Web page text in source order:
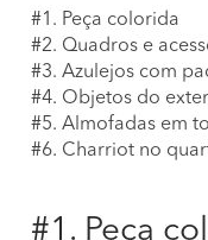
#1. Peça colorida
#2. Quadros e
#3. Azulejos com
#4. Objetos do
#5. Almofadas em
#6. Charriot no
#1. Peça